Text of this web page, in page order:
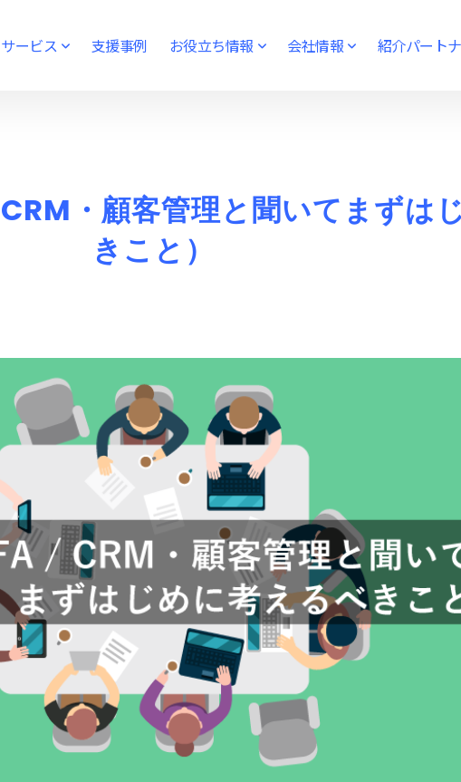
ービス 支援事例 お役立ち情報 会社情報 紹介パート
・顧客管理と聞いてまずは
きこと）